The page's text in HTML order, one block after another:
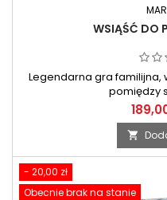
WSIĄŚĆ DO
Legendarna gra familijna,
pomiędzy

- 20,00 zł
Obecnie brak na stanie